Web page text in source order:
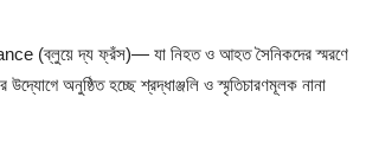
(ব্লুয়ে দ্য ফ্রঁস)— যা নিহত ও আহত সৈনিকদের স্মরণে
অনুষ্ঠিত হচ্ছে শ্রদ্ধাঞ্জলি ও স্মৃতিচারণমূলক নানা